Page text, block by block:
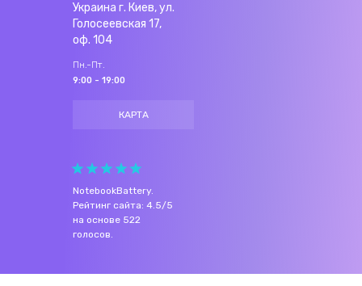
Украина г. Киев, ул.
Голосеевская 17,
оф. 104
Пн.-Пт.
9:00 - 19:00
КАРТА
NotebookBattery.
Рейтинг сайта: 4.5/5
на основе 522
голосов.